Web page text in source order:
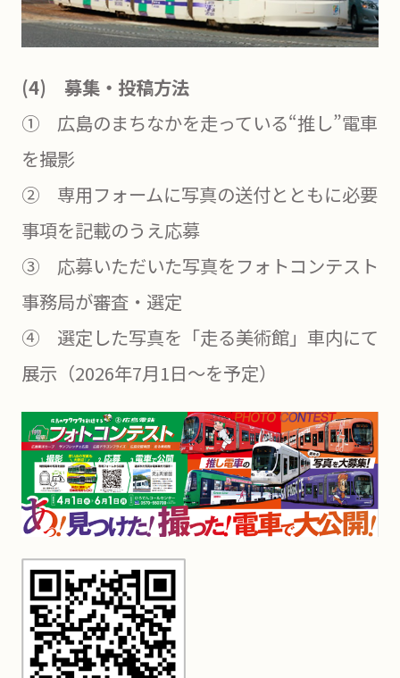
(4) 募集・投稿方法
① 広島のまちなかを走っている“推し”電車
を撮影
② 専用フォームに写真の送付とともに必要
事項を記載のうえ応募
③ 応募いただいた写真をフォトコンテスト
事務局が審査・選定
④ 選定した写真を「走る美術館」車内にて
展示（2026年7月1日～を予定）